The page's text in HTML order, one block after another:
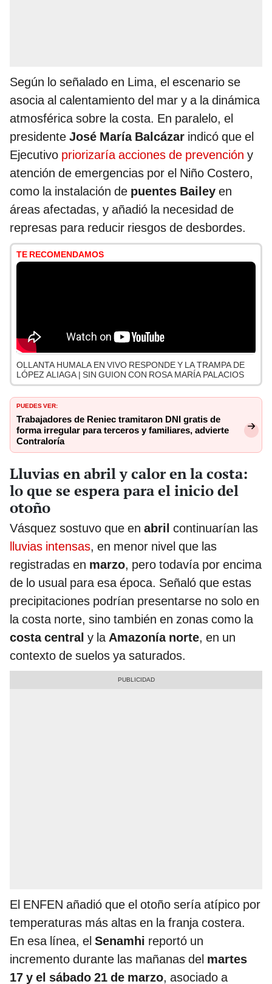
Según lo señalado en Lima, el escenario se
asocia al calentamiento del mar y a la dinámica
atmosférica sobre la costa. En paralelo, el
presidente José María Balcázar indicó que el
Ejecutivo priorizaría acciones de prevención y
atención de emergencias por el Niño Costero,
como la instalación de puentes Bailey en
áreas afectadas, y añadió la necesidad de
represas para reducir riesgos de desbordes.
TE RECOMENDAMOS
OLLANTA HUMALA EN VIVO RESPONDE Y LA TRAMPA DE
LÓPEZ ALIAGA | SIN GUION CON ROSA MARÍA PALACIOS
PUEDES VER:
Trabajadores de Reniec tramitaron DNI gratis de
forma irregular para terceros y familiares, advierte
Contraloría
Lluvias en abril y calor en la costa:
lo que se espera para el inicio del
otoño
Vásquez sostuvo que en abril continuarían las
lluvias intensas, en menor nivel que las
registradas en marzo, pero todavía por encima
de lo usual para esa época. Señaló que estas
precipitaciones podrían presentarse no solo en
la costa norte, sino también en zonas como la
costa central y laAmazonía norte, en un
contexto de suelos ya saturados.
El ENFEN añadió que el otoño sería atípico por
temperaturas más altas en la franja costera.
En esa línea, el Senamhi reportó un
incremento durante las mañanas del martes
17 y el sábado 21 de marzo, asociado a